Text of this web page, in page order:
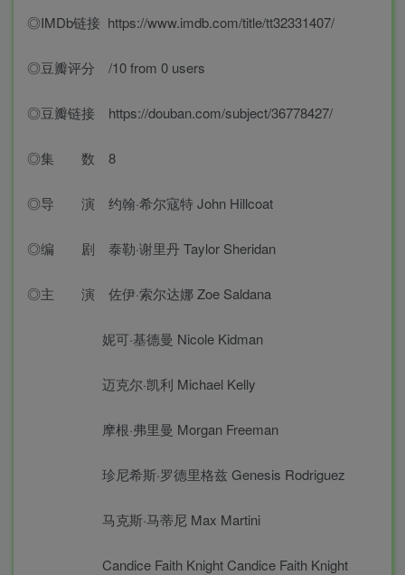
◎IMDb链接 https://www.imdb.com/title/tt32331407/
◎豆瓣评分 /10 from 0 users
◎豆瓣链接 https://douban.com/subject/36778427/
◎集 数 8
◎导 演 约翰·希尔寇特 John Hillcoat
◎编 剧 泰勒·谢里丹 Taylor Sheridan
◎主 演 佐伊·索尔达娜 Zoe Saldana
妮可·基德曼 Nicole Kidman
迈克尔·凯利 Michael Kelly
摩根·弗里曼 Morgan Freeman
珍尼希斯·罗德里格兹 Genesis Rodriguez
马克斯·马蒂尼 Max Martini
Candice Faith Knight Candice Faith Knight